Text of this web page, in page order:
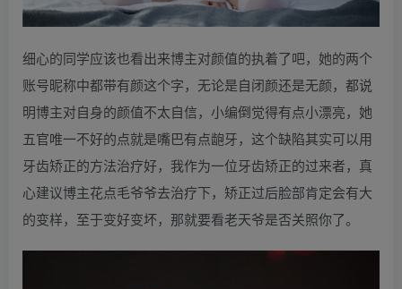
细心的同学应该也看出来博主对颜值的执着了吧，她的两个
账号昵称中都带有颜这个字，无论是自闭颜还是无颜，都说
明博主对自身的颜值不太自信，小编倒觉得有点小漂亮，她
五官唯一不好的点就是嘴巴有点龅牙，这个缺陷其实可以用
牙齿矫正的方法治疗好，我作为一位牙齿矫正的过来者，真
心建议博主花点毛爷爷去治疗下，矫正过后脸部肯定会有大
的变样，至于变好变坏，那就要看老天爷是否关照你了。